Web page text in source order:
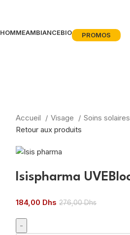
HOMMEAMBIANCEBIO PROMOS
Accueil Visage Soins solaires
Retour aux produits
Isispharma
184,00 Dhs 276,00Dhs